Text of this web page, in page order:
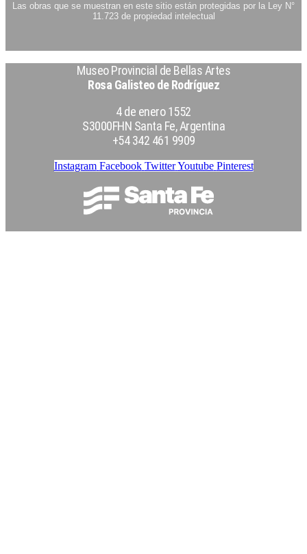
Las obras que se muestran en este sitio están protegidas por la Ley N°
11.723 de propiedad intelectual
Museo Provincial de Bellas Artes
Rosa Galisteo de Rodríguez
4 de enero 1552
S3000FHN Santa Fe, Argentina
+54 342 461 9909
Instagram Facebook Twitter Youtube Pinterest